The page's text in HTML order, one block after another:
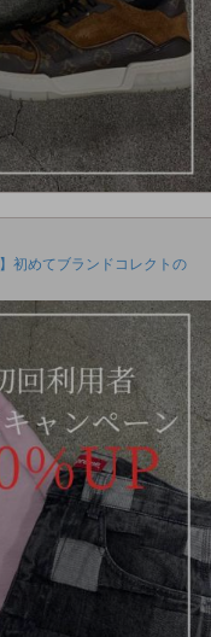
初めてブランドコレクトの